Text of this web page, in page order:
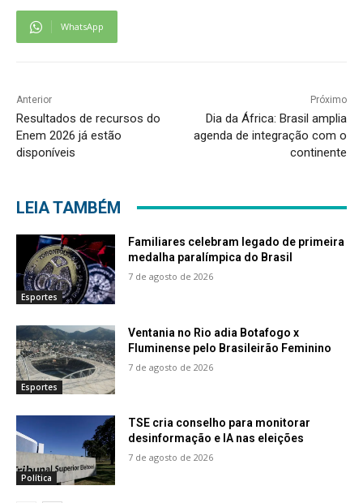
WhatsApp
Anterior
Resultados de recursos do
Enem 2026 já estão
disponíveis
Próximo
Dia da África: Brasil amplia
agenda de integração com o
continente
LEIA TAMBÉM
Esportes
Familiares celebram legado de primeira
medalha paralímpica do Brasil
7 de agosto de 2026
Esportes
Ventania no Rio adia Botafogo x
Fluminense pelo Brasileirão Feminino
7 de agosto de 2026
Política
TSE cria conselho para monitorar
desinformação e IA nas eleições
7 de agosto de 2026